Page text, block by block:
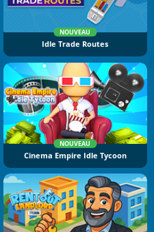
NOUVEAU
Idle Trade Routes
NOUVEAU
Cinema Empire Idle Tycoon